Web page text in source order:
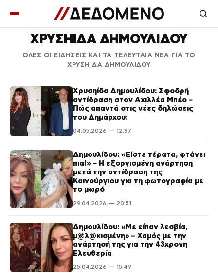
ΧΡΥΣΗΙΔΑ ΔΗΜΟΥΛΙΔΟΥ
ΟΛΕΣ ΟΙ ΕΙΔΗΣΕΙΣ ΚΑΙ ΤΑ ΤΕΛΕΥΤΑΙΑ ΝΕΑ ΓΙΑ ΤΟ
ΧΡΥΣΗΙΔΑ ΔΗΜΟΥΛΙΔΟΥ
Χρυσηίδα Δημουλίδου: Σφοδρή
αντίδραση στον Αχιλλέα Μπέο –
Πώς απαντά στις νέες δηλώσεις
του Δημάρχου;
04.05.2026 — 12:37
Δημουλίδου: «Είστε τέρατα, φτάνει
πια!» – Η εξοργισμένη ανάρτηση
μετά την αντίδραση της
Καινούργιου για τη φωτογραφία με
το μωρό
29.04.2026 — 20:51
Δημουλίδου: «Με είπαν λεσβία,
μ@λ@κισμένη» – Χαμός με την
ανάρτησή της για την 43χρονη
Ελευθερία
25.04.2026 — 15:49